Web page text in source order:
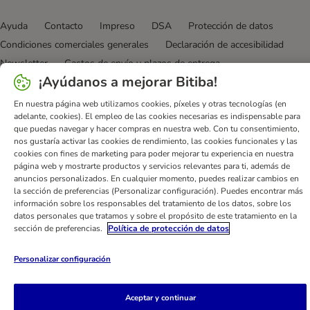
Ayuda Contacto Impreso DSA
Protección de datos
Condiciones comerciales generales
Declaración de accesibilidad
Newsletter
Gastos de envío y plazos de entrega
Formas de pago
Formulario de desistimiento
Programa de fidelización
App bitiba
Programa de afiliados
Gestión de residuos
bitiba GmbH2026
¡Ayúdanos a mejorar Bitiba!
En nuestra página web utilizamos cookies, píxeles y otras tecnologías (en
adelante, cookies). El empleo de las cookies necesarias es indispensable para
que puedas navegar y hacer compras en nuestra web. Con tu consentimiento,
nos gustaría activar las cookies de rendimiento, las cookies funcionales y las
cookies con fines de marketing para poder mejorar tu experiencia en nuestra
página web y mostrarte productos y servicios relevantes para ti, además de
anuncios personalizados. En cualquier momento, puedes realizar cambios en
la sección de preferencias (Personalizar configuración). Puedes encontrar más
información sobre los responsables del tratamiento de los datos, sobre los
datos personales que tratamos y sobre el propósito de este tratamiento en la
sección de preferencias.
Política de protección de datos
Personalizar configuración
Aceptar y continuar